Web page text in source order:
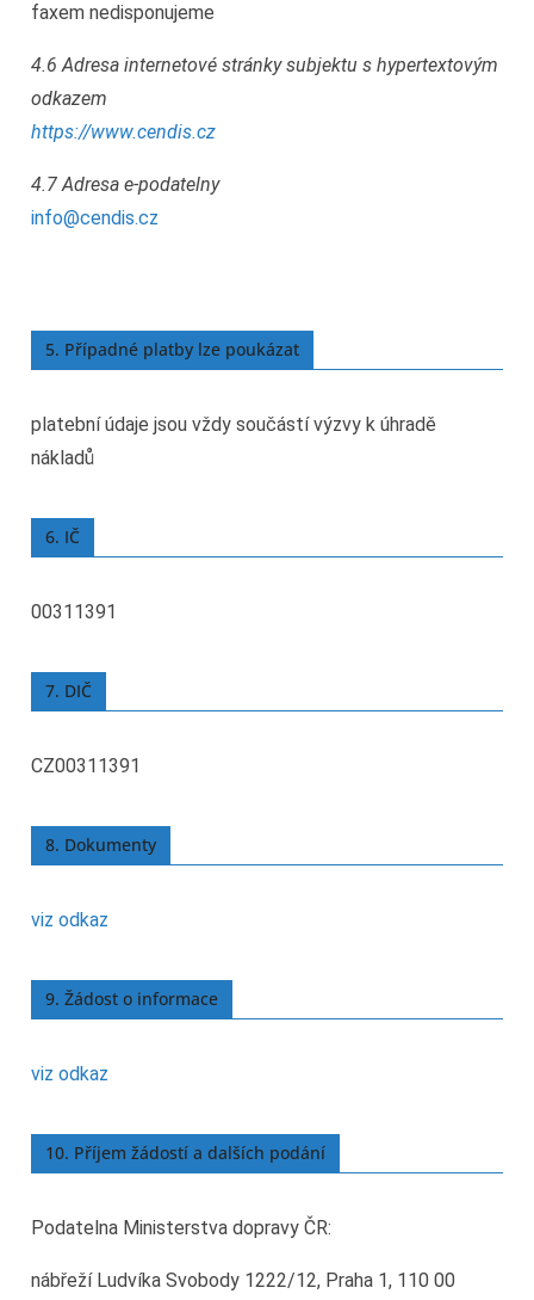
faxem nedisponujeme
4.6 Adresa internetové stránky subjektu s hypertextovým
odkazem
https://www.cendis.cz
4.7 Adresa e-podatelny
info@cendis.cz
5. Případné platby lze poukázat
platební údaje jsou vždy součástí výzvy k úhradě
nákladů
6. IČ
00311391
7. DIČ
CZ00311391
8. Dokumenty
viz odkaz
9. Žádost o informace
viz odkaz
10. Příjem žádostí a dalších podání
Podatelna Ministerstva dopravy ČR:
nábřeží Ludvíka Svobody 1222/12, Praha 1, 110 00